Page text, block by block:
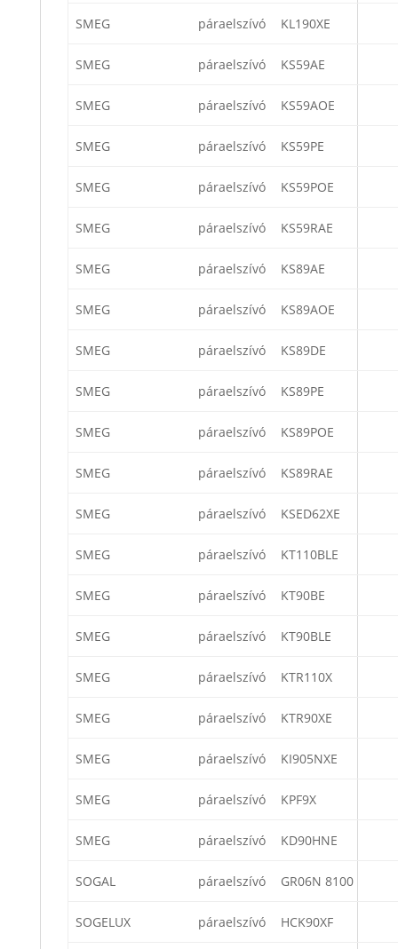
SMEG páraelszívó KL190XE
SMEG páraelszívó KS59AE
SMEG páraelszívó KS59AOE
SMEG páraelszívó KS59PE
SMEG páraelszívó KS59POE
SMEG páraelszívó KS59RAE
SMEG páraelszívó KS89AE
SMEG páraelszívó KS89AOE
SMEG páraelszívó KS89DE
SMEG páraelszívó KS89PE
SMEG páraelszívó KS89POE
SMEG páraelszívó KS89RAE
SMEG páraelszívó KSED62XE
SMEG páraelszívó KT110BLE
SMEG páraelszívó KT90BE
SMEG páraelszívó KT90BLE
SMEG páraelszívó KTR110X
SMEG páraelszívó KTR90XE
SMEG páraelszívó KI905NXE
SMEG páraelszívó KPF9X
SMEG páraelszívó KD90HNE
SOGAL páraelszívó GR06N 8100
SOGELUX páraelszívó HCK90XF